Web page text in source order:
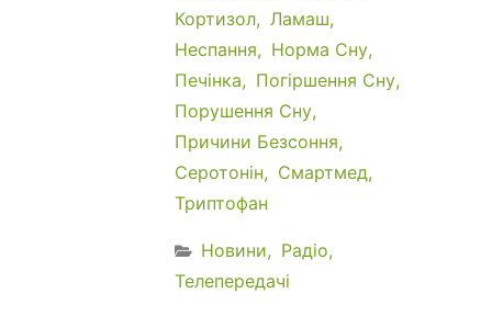
Кортизол
Ламаш
Неспання
Норма Сну
Печінка
Погіршення Сну
Порушення Сну
Причини Безсоння
Серотонін
Смартмед
Триптофан
Новини
Радіо
Телепередачі